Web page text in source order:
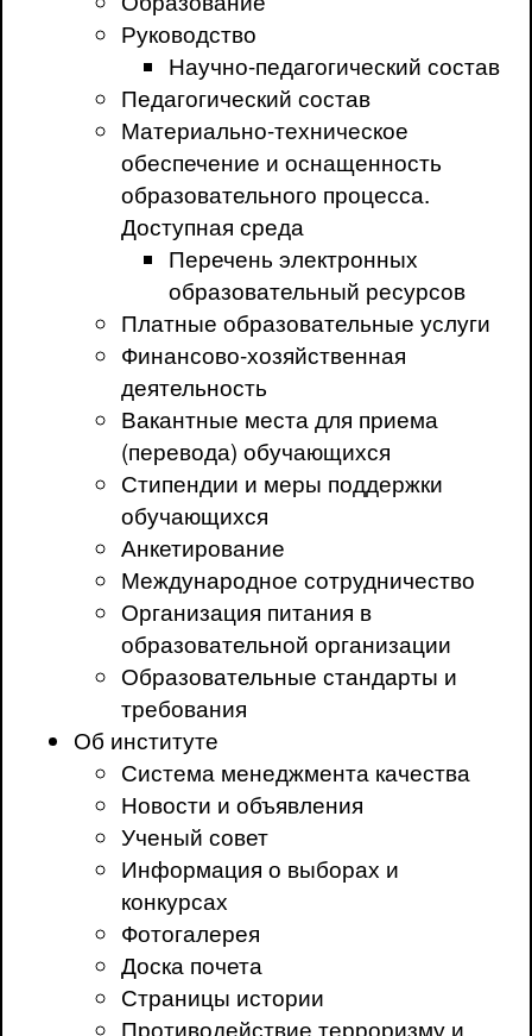
Руководство
Научно-педагогический состав
Педагогический состав
Материально-техническое
обеспечение и оснащенность
образовательного процесса.
Доступная среда
Перечень электронных
образовательный ресурсов
Платные образовательные услуги
Финансово-хозяйственная
деятельность
Вакантные места для приема
(перевода) обучающихся
Стипендии и меры поддержки
обучающихся
Анкетирование
Международное сотрудничество
Организация питания в
образовательной организации
Образовательные стандарты и
требования
Об институте
Система менеджмента качества
Новости и объявления
Ученый совет
Информация о выборах и
конкурсах
Фотогалерея
Доска почета
Страницы истории
Противодействие терроризму и